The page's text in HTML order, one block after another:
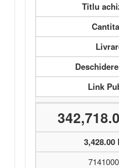
Titlu
Link
3,428.00